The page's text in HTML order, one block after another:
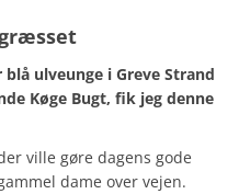
ulveunge i Greve Strand
Køge Bugt, fik jeg denne
ville gøre dagens gode
dame over vejen.